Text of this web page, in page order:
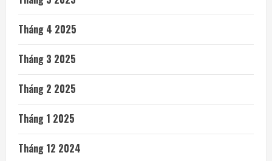
Tháng 4 2025
Tháng 3 2025
Tháng 2 2025
Tháng 1 2025
Tháng 12 2024